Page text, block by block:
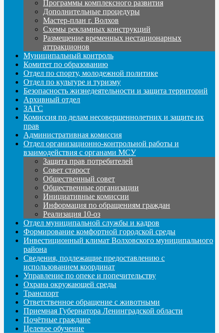
Программы комплексного развития
Дополнительные процедуры
Мастер-план г. Волхов
Схемы рекламных конструкций
Размещение временных нестационарных
аттракционов
Муниципальный контроль
Комитет по образованию
Отдел по спорту, молодежной политике
Отдел по культуре и туризму
Безопасность жизнедеятельности и защита территорий
Архивный отдел
ЗАГС
Комиссия по делам несовершеннолетних и защите их
прав
Административная комиссия
Отдел организационно-контрольной работы и
взаимодействия с органами МСУ
Защита прав потребителей
Совет старост
Общественный совет
Общественные организации
Инициативные комиссии
Информация по обращениям граждан
Реализация 10-оз
Отдел муниципальной службы и кадров
Формирование комфортной городской среды
Инвестиционный климат Волховского муниципального
района
Сведения, подлежащие предоставлению с
использованием координат
Управление по опеке и попечительству
Охрана окружающей среды
Транспорт
Ответственное обращение с животными
Приемная Губернатора Ленинградской области
Почётные граждане
Целевое обучение